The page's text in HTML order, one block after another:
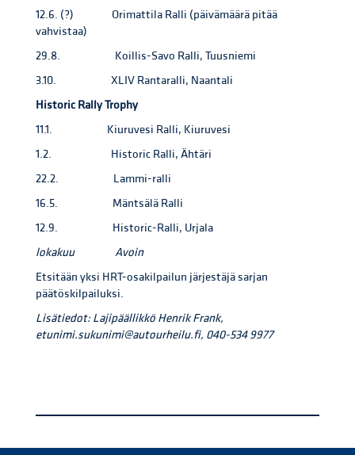
12.6. (?) Orimattila Ralli (päivämäärä pitää
vahvistaa)
29.8. Koillis-Savo Ralli, Tuusniemi
3.10. XLIV Rantaralli, Naantali
Historic Rally Trophy
11.1. Kiuruvesi Ralli, Kiuruvesi
1.2. Historic Ralli, Ähtäri
22.2. Lammi-ralli
16.5. Mäntsälä Ralli
12.9. Historic-Ralli, Urjala
lokakuu Avoin
Etsitään yksi HRT-osakilpailun järjestäjä sarjan
päätöskilpailuksi.
Lisätiedot: Lajipäällikkö Henrik Frank,
etunimi.sukunimi@autourheilu.fi, 040-534 9977